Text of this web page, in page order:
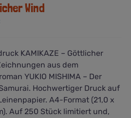
Wind
KAMIKAZE – Göttlicher
aus dem
YUKIO MISHIMA – Der
Hochwertiger Druck auf
A4-Format (21,0 x
Auf 250 Stück limitiert und,